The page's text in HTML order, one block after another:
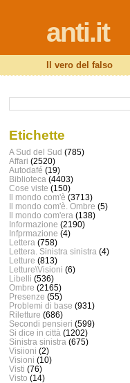
anti.it
Il vero del falso
Etichette
A Sud del Sud (785)
Affari (2520)
Autodafé (19)
Biblioteca (4403)
Cose viste (150)
Il mondo com'è (3713)
Il mondo com'è. Ombre (5)
Il mondo com'era (138)
Informazione (2190)
Infprmazione (4)
Lettera (758)
Lettera. Sinistra sinistra (4)
Letture (813)
Letture\Visioni (6)
Libelli (536)
Ombre (2165)
Presenze (55)
Problemi di base (931)
Riletture (686)
Secondi pensieri (599)
Si dice in città (1202)
Sinistra sinistra (675)
Visiioni (2)
Visioni (10)
Visti (76)
Visto (14)